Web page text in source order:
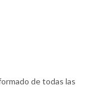
de todas las